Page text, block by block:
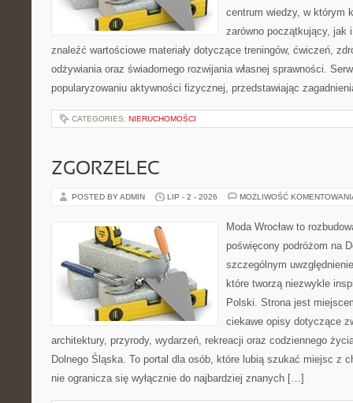
centrum wiedzy, w którym
zarówno początkujący, jak
znaleźć wartościowe materiały dotyczące treningów, ćwiczeń,
odżywiania oraz świadomego rozwijania własnej sprawności.
popularyzowaniu aktywności fizycznej, przedstawiając
CATEGORIES: NIERUCHOMOŚCI
ZGORZELEC
POSTED BY ADMIN LIP - 2 - 2026 MOŻLIWOŚĆ
Moda Wrocław to
poświęcony podróżom na
szczególnym
które tworzą niezwykle
Polski. Strona jest
ciekawe opisy dotyczące
architektury, przyrody, wydarzeń, rekreacji oraz codziennego
Dolnego Śląska. To portal dla osób, które lubią szukać miejsc z
nie ogranicza się wyłącznie do najbardziej znanych […]